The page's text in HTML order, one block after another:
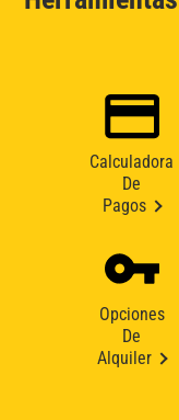
Calculadora
De
Pagos
Opciones
De
Alquiler